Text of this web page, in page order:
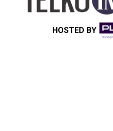
HOSTED BY